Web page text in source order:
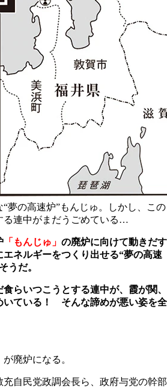
夢の高速炉”もんじゅ。しかし、この
る連中がまだうごめている…
「もんじゅ」 の廃炉に向けて動きだす
ネルギーをつくり出せる“夢の高速
うだ。
らいつこうとする連中が、霞が関、
いている！ そんな諦めが悪い姿を全
廃炉になる。
自民党政調会長ら、政府与党の幹部